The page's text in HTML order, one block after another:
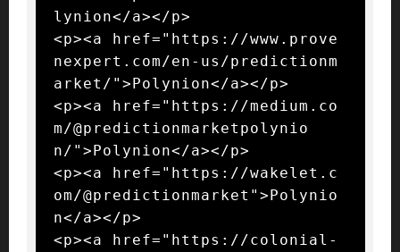
lynion</a></p>
<p><a href="https://www.prove
nexpert.com/en-us/predictionm
arket/">Polynion</a></p>
<p><a href="https://medium.co
m/@predictionmarketpolynio
n/">Polynion</a></p>
<p><a href="https://wakelet.c
om/@predictionmarket">Polynio
n</a></p>
<p><a href="https://colonial-